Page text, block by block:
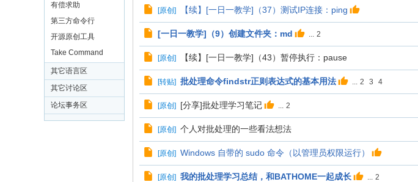
有偿求助
第三方命令行
开源原创工具
Take Command
其它语言区
其它讨论区
论坛事务区
[原创 ] 【续】[一日一教学]（37）测试IP连接：ping
[一日一教学]（9）创建文件夹：md ... 2
[原创 ] 【续】[一日一教学]（43）暂停执行：pause
[转贴] 批处理命令findstr正则表达式的基本用法 ... 2 3 4
[原创 ] [分享]批处理学习笔记 ... 2
[原创 ] 个人对批处理的一些看法想法
[原创 ] Windows 自带的 sudo 命令（以管理员权限运行）
[原创 ] 我的批处理学习总结，和BATHOME一起成长 ... 2